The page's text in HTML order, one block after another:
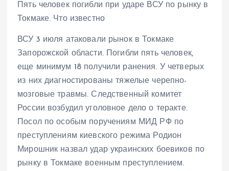
Пять человек погибли при ударе ВСУ по рынку в
Токмаке. Что известно
ВСУ 3 июля атаковали рынок в Токмаке
Запорожской области. Погибли пять человек,
еще минимум 18 получили ранения. У четверых
из них диагностированы тяжелые черепно-
мозговые травмы. Следственный комитет
России возбудил уголовное дело о теракте.
Посол по особым поручениям МИД РФ по
преступлениям киевского режима Родион
Мирошник назвал удар украинских боевиков по
рынку в Токмаке военным преступлением.